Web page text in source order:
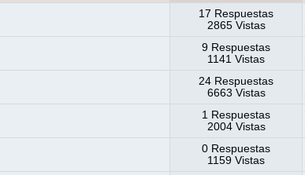
17 Respuestas
2865 Vistas
9 Respuestas
1141 Vistas
24 Respuestas
6663 Vistas
1 Respuestas
2004 Vistas
0 Respuestas
1159 Vistas